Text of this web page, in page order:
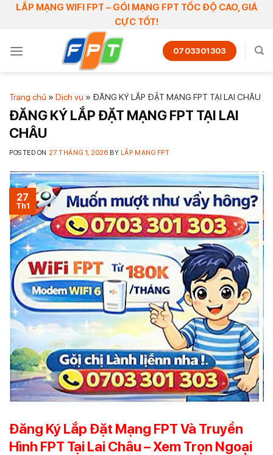
SkipLẮP MẠNG WIFI FPT – GÓI MẠNG FPT TỐC ĐỘ CAO, GIÁ
CỰC TỐT!
0703301303
Trang chủ » Dịch vụ » ĐĂNG KÝ LẮP ĐẶT MẠNG FPT TẠI LAI CHÂU
ĐĂNG KÝ LẮP ĐẶT MẠNG FPT TẠI LAI
CHÂU
POSTED ON 27 THÁNG 1, 2026 BY LẮP MẠNG FPT
27
Th1
Đăng Ký Lắp Đặt Mạng FPT Và Truyền
Hình FPT Tại Lai Châu – Xem Trọn Ngoại